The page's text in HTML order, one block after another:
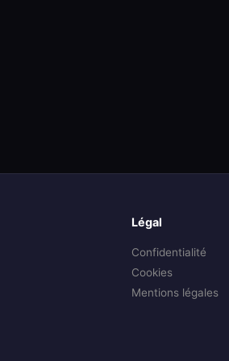
Légal
Confidentialité
Cookies
Mentions légales